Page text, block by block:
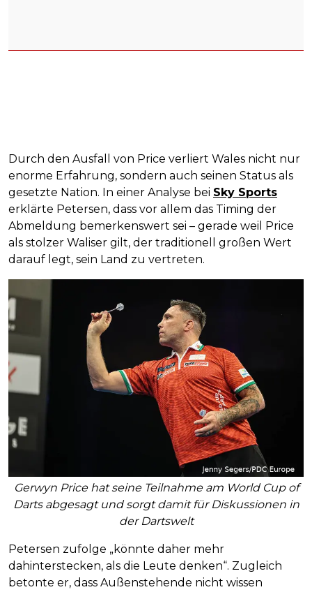
Durch den Ausfall von Price verliert Wales nicht nur
enorme Erfahrung, sondern auch seinen Status als
gesetzte Nation. In einer Analyse bei Sky Sports
erklärte Petersen, dass vor allem das Timing der
Abmeldung bemerkenswert sei – gerade weil Price
als stolzer Waliser gilt, der traditionell großen Wert
darauf legt, sein Land zu vertreten.
Gerwyn Price hat seine Teilnahme am World Cup of
Darts abgesagt und sorgt damit für Diskussionen in
der Dartswelt
Petersen zufolge „könnte daher mehr
dahinterstecken, als die Leute denken“. Zugleich
betonte er, dass Außenstehende nicht wissen